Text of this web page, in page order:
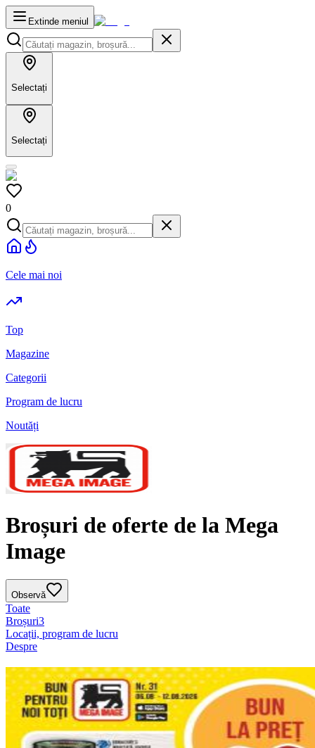
Extinde meniul
Selectați
Selectați
0
Cele mai noi
Top
Magazine
Categorii
Program de lucru
Noutăți
Broșuri de oferte de la Mega
Image
Observă
Toate
Broșuri3
Locații, program de lucru
Despre